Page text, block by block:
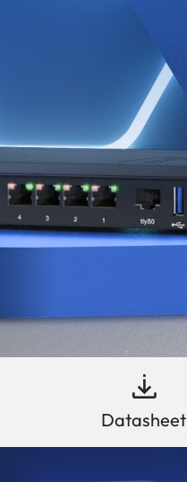
Datasheet